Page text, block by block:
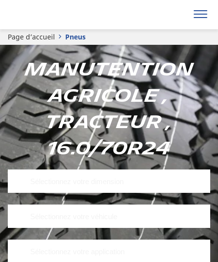
Page d’accueil Pneus
Manutention
agricole ,
Tracteur ,
16.0/70R24